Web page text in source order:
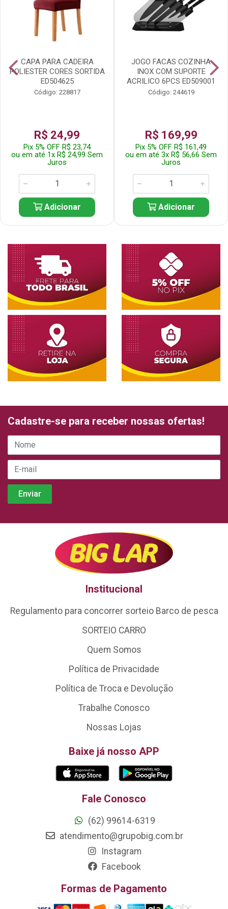
CAPA PARA CADEIRA
POLIESTER CORES SORTIDA
ED504625
Código: 228817
R$ 24,99
Pix 5% OFF R$ 23,74
ou em até 1x R$ 24,99 Sem
Juros
Adicionar
JOGO FACAS COZINHA
INOX COM SUPORTE
ACRILICO 6PCS ED509001
Código: 244619
R$ 169,99
Pix 5% OFF R$ 161,49
ou em até 3x R$ 56,66 Sem
Juros
Adicionar
Cadastre-se para receber nossas ofertas!
Institucional
Regulamento para concorrer sorteio Barco de pesca
SORTEIO CARRO
Quem Somos
Política de Privacidade
Política de Troca e Devolução
Trabalhe Conosco
Nossas Lojas
Baixe já nosso APP
Fale Conosco
(62) 99614-6319
atendimento@grupobig.com.br
Instagram
Facebook
Formas de Pagamento